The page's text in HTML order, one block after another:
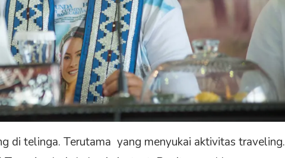
di telinga. Terutama yang menyukai aktivitas traveling.